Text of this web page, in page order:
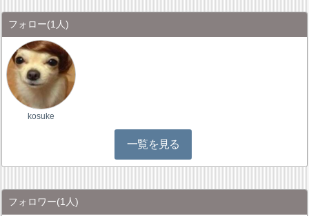
フォロー(1人)
kosuke
一覧を見る
フォロワー(1人)